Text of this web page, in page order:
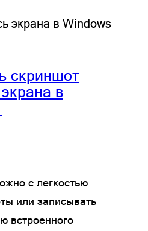
экрана в Windows
скриншот
в
с легкостью
или записывать
встроенного